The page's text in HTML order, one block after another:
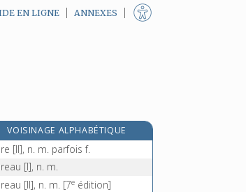
EN LIGNE ANNEXES
VOISINAGE ALPHABÉTIQUE
[I], n. f.
[II], n. m. parfois f.
[I], n. m.
[II], n. m. [7e édition]